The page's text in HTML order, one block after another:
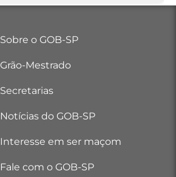
Sobre o GOB-SP
Grão-Mestrado
Secretarias
Notícias do GOB-SP
Interesse em ser maçom
Fale com o GOB-SP